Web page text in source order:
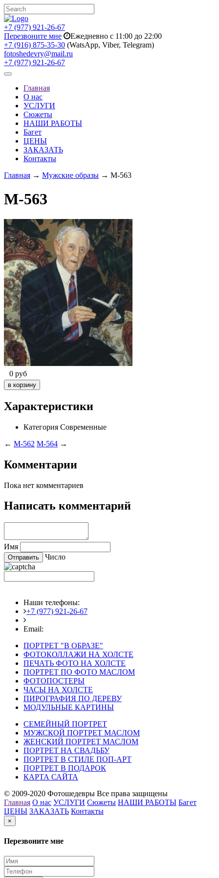
+7 (977) 921-26-67
Перезвоните мне
Ежедневно с 11:00 до 22:00
+7 (916) 875-35-30 (WatsApp, Viber, Telegram)
fotoshedevry@mail.ru
+7 (977) 921-26-67
Toggle
navigationГлавная
О нас
УСЛУГИ
Сюжеты
НАШИ РАБОТЫ
Багет
ЦЕНЫ
ЗАКАЗАТЬ
Контакты
Главная → Мужские образы → M-563
M-563
0 руб
Характеристики
Категория Современные
← M-562 M-564 →
Комментарии
Пока нет комментариев
Написать комментарий
Имя
Число
Наши телефоны:
+7 (977) 921-26-67
Email:
ПОРТРЕТ "В ОБРАЗЕ"
ФОТОКОЛЛАЖИ НА ХОЛСТЕ
ПЕЧАТЬ ФОТО НА ХОЛСТЕ
ПОРТРЕТ ПО ФОТО МАСЛОМ
ФОТОПОСТЕРЫ
ЧАСЫ НА ХОЛСТЕ
ПИРОГРАФИЯ ПО ДЕРЕВУ
МОДУЛЬНЫЕ КАРТИНЫ
СЕМЕЙНЫЙ ПОРТРЕТ
МУЖСКОЙ ПОРТРЕТ МАСЛОМ
ЖЕНСКИЙ ПОРТРЕТ МАСЛОМ
ПОРТРЕТ НА СВАДЬБУ
ПОРТРЕТ В СТИЛЕ ПОП-АРТ
ПОРТРЕТ В ПОДАРОК
КАРТА САЙТА
© 2009-2020 Фотошедевры Все права защищены
Главная О нас УСЛУГИ Сюжеты НАШИ РАБОТЫ Багет
ЦЕНЫ ЗАКАЗАТЬ Контакты
×
Перезвоните мне